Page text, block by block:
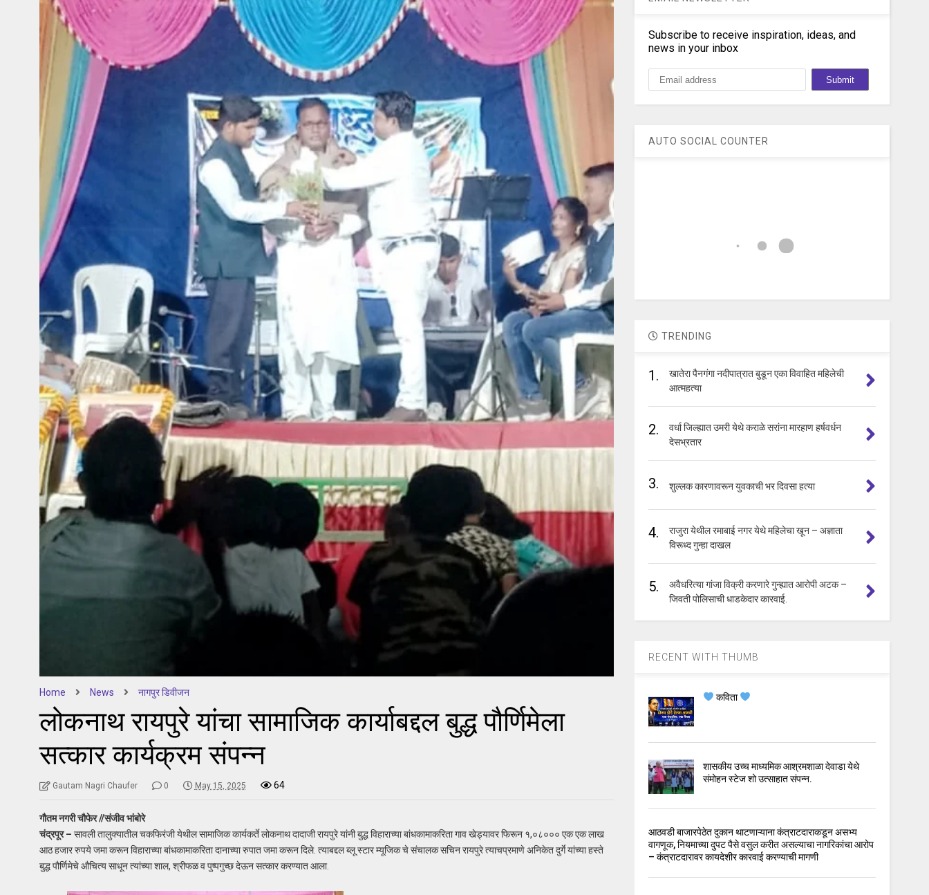
Home News नागपुर डिवीजन
लोकनाथ रायपुरे यांचा सामाजिक कार्याबद्दल बुद्ध पौर्णिमेला
सत्कार कार्यक्रम संपन्न
Gautam Nagri Chaufer 0 May 15, 2025 64
गौतम नगरी चौफेर //संजीव भांबोरे
चंद्रपूर – सावली तालुक्यातील चकफिरंजी येथील सामाजिक कार्यकर्ते लोकनाथ दादाजी रायपुरे यांनी बुद्ध विहाराच्या बांधकामाकरिता गाव खेड्यावर फिरून १,०८००० एक एक लाख
आठ हजार रुपये जमा करून विहाराच्या बांधकामाकरिता दानाच्या रुपात जमा करून दिले. त्याबद्दल ब्लू स्टार म्यूजिक चे संचालक सचिन रायपुरे त्याचप्रमाणे अनिकेत दुर्गे यांच्या हस्ते
बुद्ध पौर्णिमेचे औचित्य साधून त्यांच्या शाल, श्रीफळ व पुष्पगुच्छ देऊन सत्कार करण्यात आला.
Subscribe to receive inspiration, ideas, and
news in your inbox
AUTO SOCIAL COUNTER
TRENDING
1.
खातेरा पैनगंगा नदीपात्रात बुडून एका विवाहित महिलेची
आत्महत्या
2.
वर्धा जिल्ह्यात उमरी येथे कराळे सरांना मारहाण हर्षवर्धन
देसभ्रतार
3. शुल्लक कारणावरून युवकाची भर दिवसा हत्या
4.
राजुरा येथील रमाबाई नगर येथे महिलेचा खून – अज्ञाता
विरूध्द गुन्हा दाखल
5.
अवैधरित्या गांजा विक्री करणारे गुन्ह्यात आरोपी अटक –
जिवती पोलिसाची धाडकेदार कारवाई.
RECENT WITH THUMB
कविता
शासकीय उच्च माध्यमिक आश्रमशाळा देवाडा येथे
संमोहन स्टेज शो उत्साहात संपन्न.
आठवडी बाजारपेठेत दुकान थाटणाऱ्याना कंत्राटदाराकडून असभ्य
वागणूक, नियमाच्या दुपट पैसे वसुल करीत असल्याचा नागरिकांचा आरोप
– कंत्राटदारावर कायदेशीर कारवाई करण्याची मागणी